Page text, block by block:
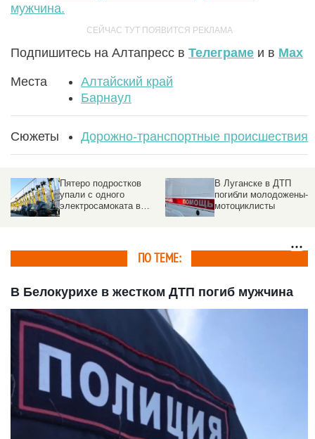
мужчина.
Подпишитесь на Алтапресс в Телеграме и в Max
Места
Алтайский край
Барнаул
Сюжеты Дорожно-транспортные происшествия
Пятеро подростков
упали с одного
электросамоката в
В Луганске в ДТП
погибли молодожены-
мотоциклисты
ПО ТЕМЕ:
В Белокурихе в жестком ДТП погиб мужчина